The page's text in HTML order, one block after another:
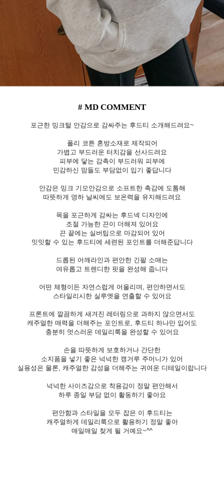
# MD COMMENT
포근한 밍크털 안감으로 감싸주는 후드티 소개해드려요~
폴리 코튼 혼방소재로 제작되어
가볍고 부드러운 터치감을 선사드려요
피부에 닿는 감촉이 부드러워 피부에
민감하신 맘들도 부담없이 입기 좋답니다
안감은 밍크 기모안감으로 소프트한 촉감에 도톰해
따뜻하게 영하 날씨에도 보온력을 유지해드려요
목을 포근하게 감싸는 후드넥 디자인에
조절 가능한 끈이 더해져 있어요
끈 끝에는 실버팁으로 마감되어 있어
밋밋할 수 있는 후드티에 세련된 포인트를 더해준답니다
드롭된 어깨라인과 편안한 긴팔 소매는
여유롭고 트렌디한 핏을 완성해 줍니다
어떤 체형이든 자연스럽게 어울리며, 편안하면서도
스타일리시한 실루엣을 연출할 수 있어요
프론트에 깔끔하게 새겨진 레터링으로 과하지 않으면서도
캐주얼한 매력을 더해주는 포인트로, 후드티 하나만 입어도
충분히 멋스러운 데일리룩을 완성할 수 있어요
손을 따뜻하게 보호하거나 간단한
소지품을 넣기 좋은 넉넉한 캥거루 주머니가 있어
실용성은 물론, 캐주얼한 감성을 더해주는 귀여운 디테일이랍니다
넉넉한 사이즈감으로 착용감이 정말 편안해서
하루 종일 부담 없이 활동하기 좋아요
편안함과 스타일을 모두 잡은 이 후드티는
캐주얼하게 데일리룩으로 활용하기 정말 좋아
매일매일 찾게 될 거예요~^^